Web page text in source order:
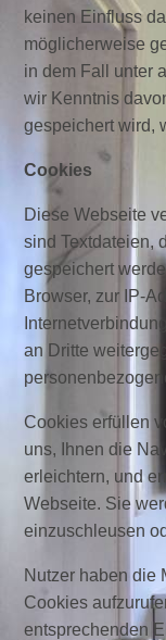
keinen Einfluss
möglicherweise
in dem Fall unter
wir Kenntnis
gespeichert wird,
Cookies
Diese Webseite
sind Textdateien,
gespeichert
Browser, zur IP-
an Dritte
Cookies erfüllen
uns, Ihnen die
erleichtern, und
Webseite. Sie
einzuschleusen
Nutzer haben die
Cookies
entsprechenden